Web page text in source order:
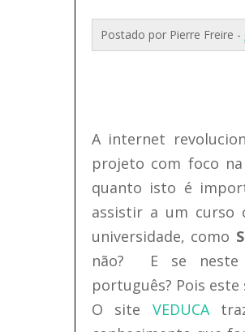
Postado por Pierre Freire -
A internet
projeto com foco
quanto isto é
assistir a um curso
universidade, como
não? E se
português? Pois
O site VEDUCAtraz